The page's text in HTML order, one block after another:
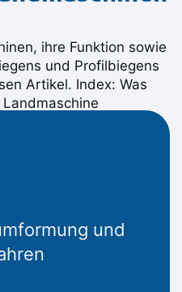
ihre Funktion sowie
und Profilbiegens
Artikel. Index: Was
und